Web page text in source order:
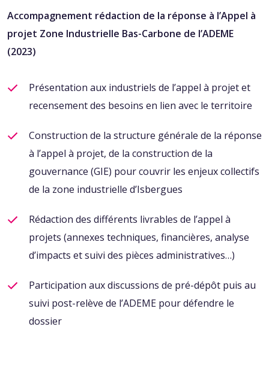
Accompagnement rédaction de la réponse à l’Appel à
projet Zone Industrielle Bas-Carbone de l’ADEME
(2023)​
Présentation aux industriels de l’appel à projet et
recensement des besoins en lien avec le territoire
Construction de la structure générale de la réponse
à l’appel à projet, de la construction de la
gouvernance (GIE) pourcouvrir les enjeux collectifs
de la zone industrielle d’Isbergues
Rédaction des différents livrables de l’appel à
projets (annexes techniques, financières, analyse
d’impacts et suivi des pièces administratives…)
Participation aux discussions de pré-dépôt puis au
suivi post-relève de l’ADEME pour défendre le
dossier